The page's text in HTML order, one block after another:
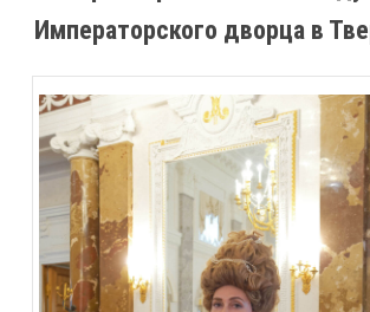
Императорского дворца в